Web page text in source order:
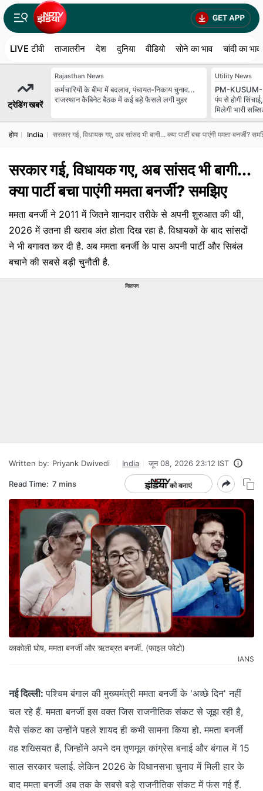
LIVE टीवी ताजातरीन देश दुनिया वीडियो सोने का भाव चांदी का भाव
ट्रेडिंग खबरें
Rajasthan News
कर्मचारियों के बीमा में बदलाव, पंचायत-निकाय चुनाव...
राजस्थान कैबिनेट बैठक में कई बड़े फैसले लगी मुहर
Utility News
PM-KUSUM-
पंप से होगी
मिलेगी भारी
होम India सरकार गई, विधायक गए, अब सांसद भी बागी... क्या पार्टी बचा पाएंगी ममता बनर्जी?
सरकार गई, विधायक गए, अब सांसद भी बागी...
क्या पार्टी बचा पाएंगी ममता बनर्जी? समझिए
ममता बनर्जी ने 2011 में जितने शानदार तरीके से अपनी शुरुआत की थी,
2026 में उतना ही खराब अंत होता दिख रहा है. विधायकों के बाद सांसदों
ने भी बगावत कर दी है. अब ममता बनर्जी के पास अपनी पार्टी और सिबंल
बचाने की सबसे बड़ी चुनौती है.
विज्ञापन
Written by: Priyank Dwivedi India जून 08, 2026 23:12 IST
Read Time: 7 mins
काकोली घोष, ममता बनर्जी और ऋतब्रत बनर्जी. (फाइल फोटो)
IANS
नई दिल्ली: पश्चिम बंगाल की मुख्यमंत्री ममता बनर्जी के 'अच्छे दिन' नहीं
चल रहे हैं. ममता बनर्जी इस वक्त जिस राजनीतिक संकट से जूझ रही है,
वैसे संकट का उन्होंने पहले शायद ही कभी सामना किया हो. ममता बनर्जी
वह शख्सियत हैं, जिन्होंने अपने दम तृणमूल कांग्रेस बनाई और बंगाल में 15
साल सरकार चलाई. लेकिन 2026 के विधानसभा चुनाव में मिली हार के
बाद ममता बनर्जी अब तक के सबसे बड़े राजनीतिक संकट में फंस गई हैं.